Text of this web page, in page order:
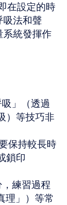
在設定的時
吸法和聲
系統發揮作
吸」（透過
）等技巧非
保持較長時
鎖印
練習過程
理」）等常